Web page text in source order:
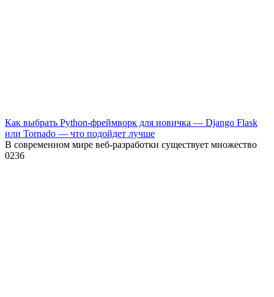
Как выбрать Python-фреймворк для новичка — Django Flask
или Tornado — что подойдет лучше
В современном мире веб-разработки существует множество
0236